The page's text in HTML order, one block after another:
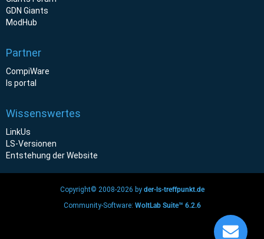
GDN Giants
ModHub
Partner
CompiWare
ls portal
Wissenswertes
LinkUs
LS-Versionen
Entstehung der Website
Copyright© 2008-2026 by der-ls-treffpunkt.de
Community-Software: WoltLab Suite™ 6.2.6